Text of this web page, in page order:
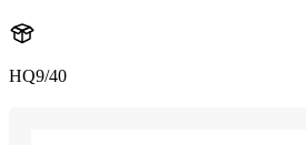
HQ9/40